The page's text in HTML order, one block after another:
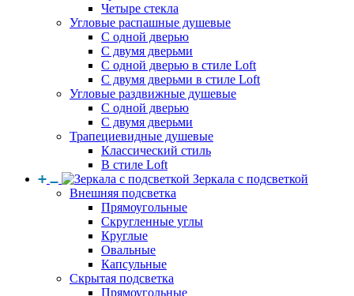
Четыре стекла
Угловые распашные душевые
С одной дверью
С двумя дверьми
С одной дверью в стиле Loft
С двумя дверьми в стиле Loft
Угловые раздвижные душевые
С одной дверью
С двумя дверьми
Трапециевидные душевые
Классический стиль
В стиле Loft
Зеркала с подсветкой
Внешняя подсветка
Прямоугольные
Скругленные углы
Круглые
Овальные
Капсульные
Скрытая подсветка
Прямоугольные